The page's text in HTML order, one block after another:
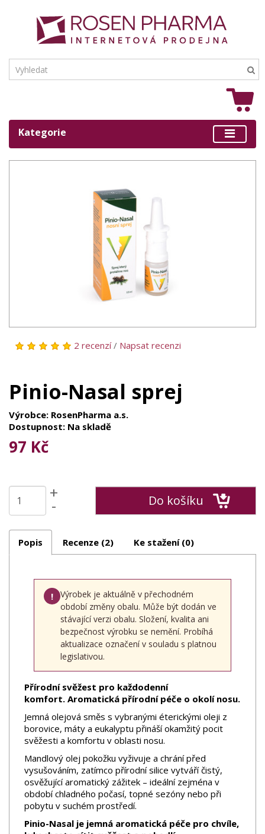
Kategorie
2 recenzí/ Napsat recenzi
Pinio-Nasal sprej
Výrobce: RosenPharma a.s.
Dostupnost: Na skladě
97 Kč
+
- Do košíku
Popis Recenze (2) Ke stažení (0)
!
Výrobek je aktuálně v přechodném
období změny obalu. Může být dodán ve
stávající verzi obalu. Složení, kvalita ani
bezpečnost výrobku se nemění. Probíhá
aktualizace označení v souladu s platnou
legislativou.
Přírodní svěžest pro každodenní
komfort. Aromatická přírodní péče o okolí nosu.
Jemná olejová směs s vybranými éterickými oleji z
borovice, máty a eukalyptu přináší okamžitý pocit
svěžesti a komfortu v oblasti nosu.
Mandlový olej pokožku vyživuje a chrání před
vysušováním, zatímco přírodní silice vytváří čistý,
osvěžující aromatický zážitek – ideální zejména v
období chladného počasí, topné sezóny nebo při
pobytu v suchém prostředí.
Pinio-Nasal je jemná aromatická péče pro chvíle,